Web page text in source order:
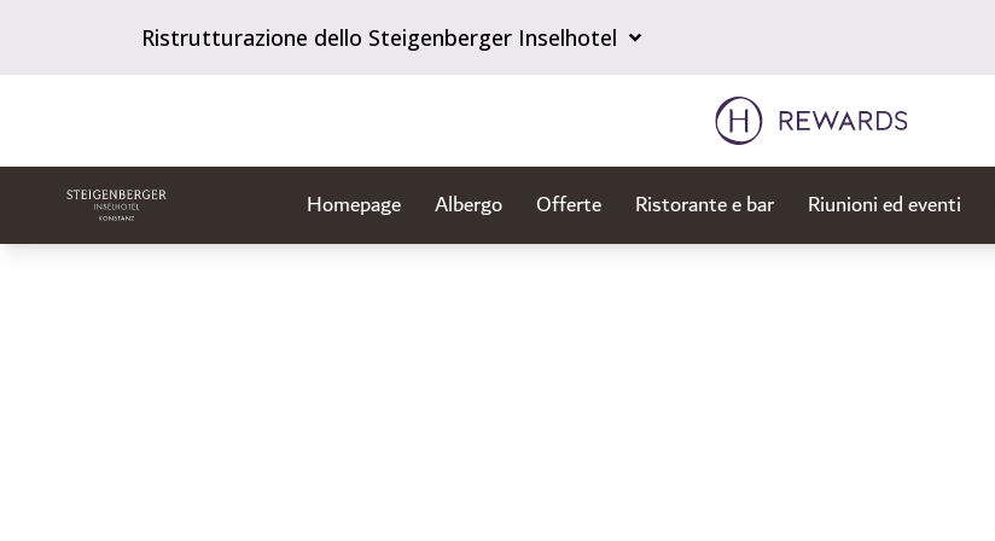
Ristrutturazione dello Steigenberger Inselhotel
Homepage Albergo Offerte Ristorante e bar Riunioni ed eventi